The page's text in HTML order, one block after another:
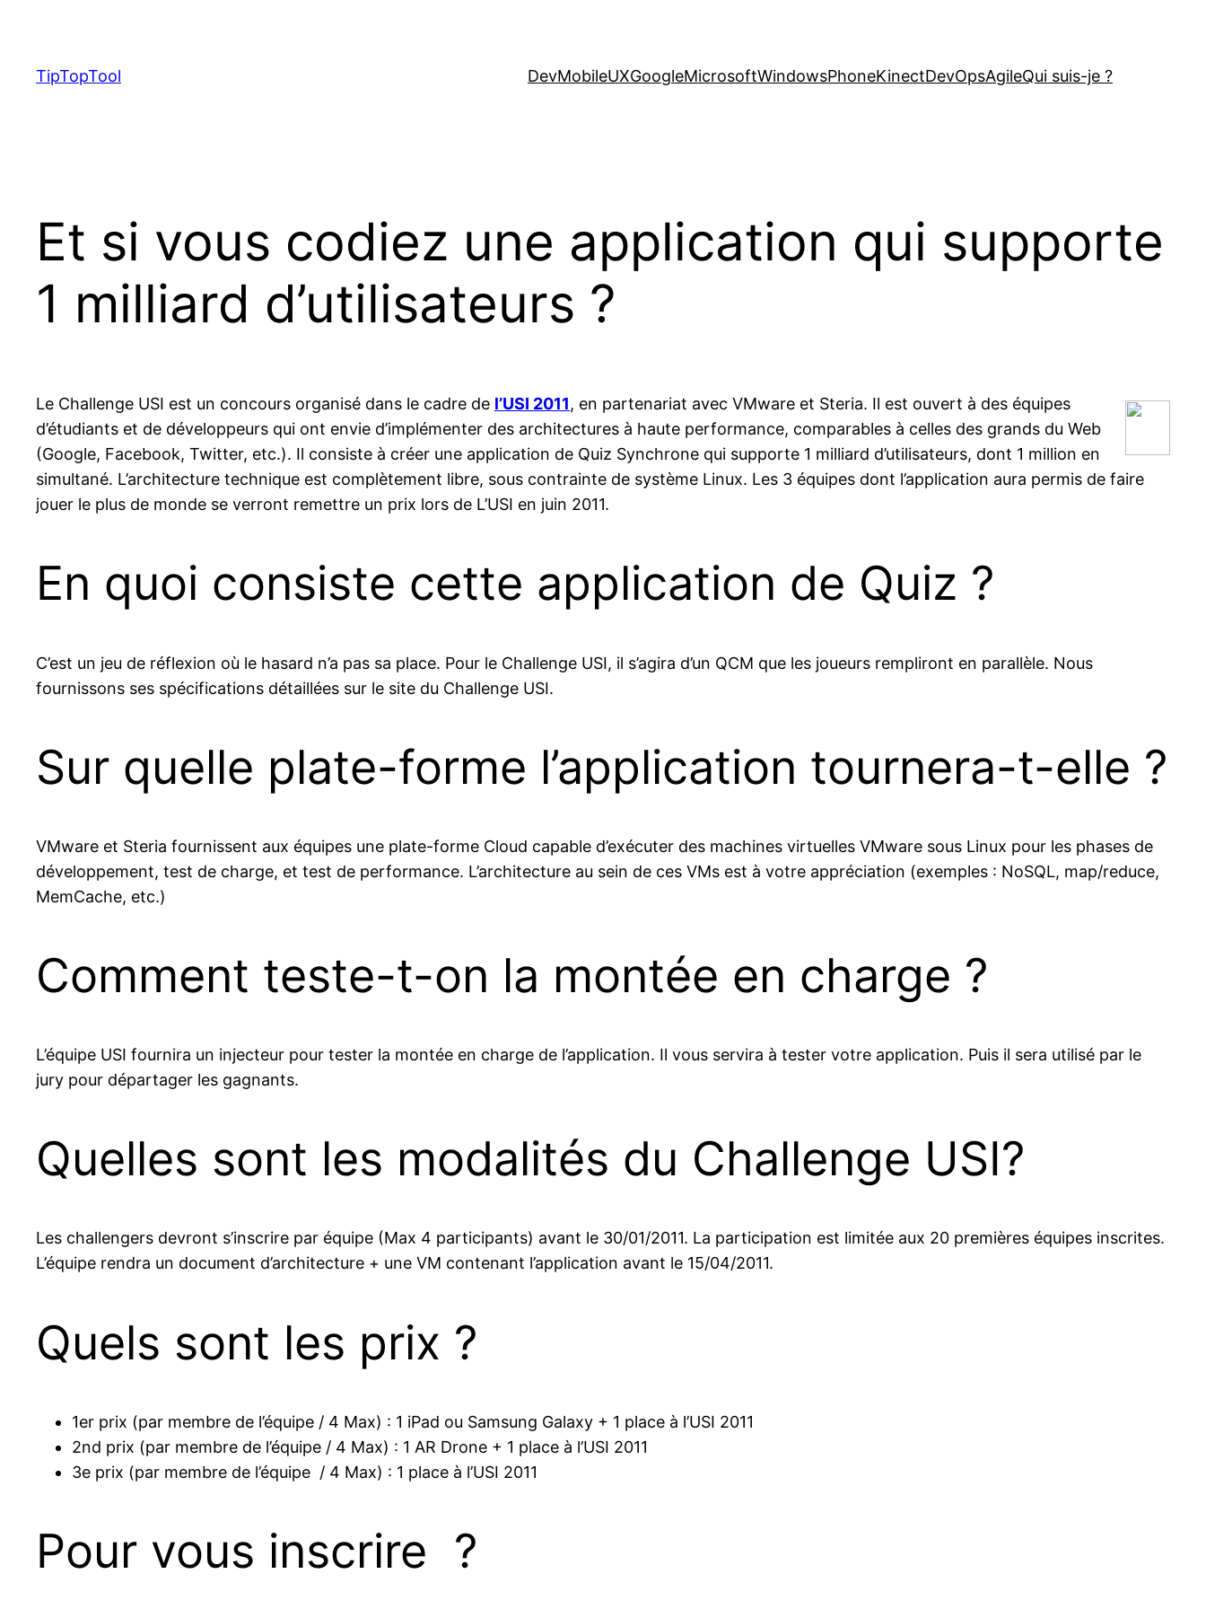
content
TipTopTool DevMobileUXGoogleMicrosoftWindowsPhoneKinectDevOpsAgileQui suis-je ?
Et si vous codiez une application qui supporte
1 milliard d’utilisateurs ?
Le Challenge USI est un concours organisé dans le cadre de l’USI 2011, en partenariat avec VMware et Steria. Il est ouvert à des équipes
d’étudiants et de développeurs qui ont envie d’implémenter des architectures à haute performance, comparables à celles des grands du Web
(Google, Facebook, Twitter, etc.). Il consiste à créer une application de Quiz Synchrone qui supporte 1 milliard d’utilisateurs, dont 1 million en
simultané. L’architecture technique est complètement libre, sous contrainte de système Linux. Les 3 équipes dont l’application aura permis de faire
jouer le plus de monde se verront remettre un prix lors de L’USI en juin 2011.
En quoi consiste cette application de Quiz ?
C’est un jeu de réflexion où le hasard n’a pas sa place. Pour le Challenge USI, il s’agira d’un QCM que les joueurs rempliront en parallèle. Nous
fournissons ses spécifications détaillées sur le site du Challenge USI.
Sur quelle plate-forme l’application tournera-t-elle ?
VMware et Steria fournissent aux équipes une plate-forme Cloud capable d’exécuter des machines virtuelles VMware sous Linux pour les phases de
développement, test de charge, et test de performance. L’architecture au sein de ces VMs est à votre appréciation (exemples : NoSQL, map/reduce,
MemCache, etc.)
Comment teste-t-on la montée en charge ?
L’équipe USI fournira un injecteur pour tester la montée en charge de l’application. Il vous servira à tester votre application. Puis il sera utilisé par le
jury pour départager les gagnants.
Quelles sont les modalités du Challenge USI?
Les challengers devront s’inscrire par équipe (Max 4 participants) avant le 30/01/2011. La participation est limitée aux 20 premières équipes inscrites.
L’équipe rendra un document d’architecture + une VM contenant l’application avant le 15/04/2011.
Quels sont les prix ?
1er prix (par membre de l’équipe / 4 Max) : 1 iPad ou Samsung Galaxy + 1 place à l’USI 2011
2nd prix (par membre de l’équipe / 4 Max) : 1 AR Drone + 1 place à l’USI 2011
3e prix (par membre de l’équipe / 4 Max) : 1 place à l’USI 2011
Pour vous inscrire ?